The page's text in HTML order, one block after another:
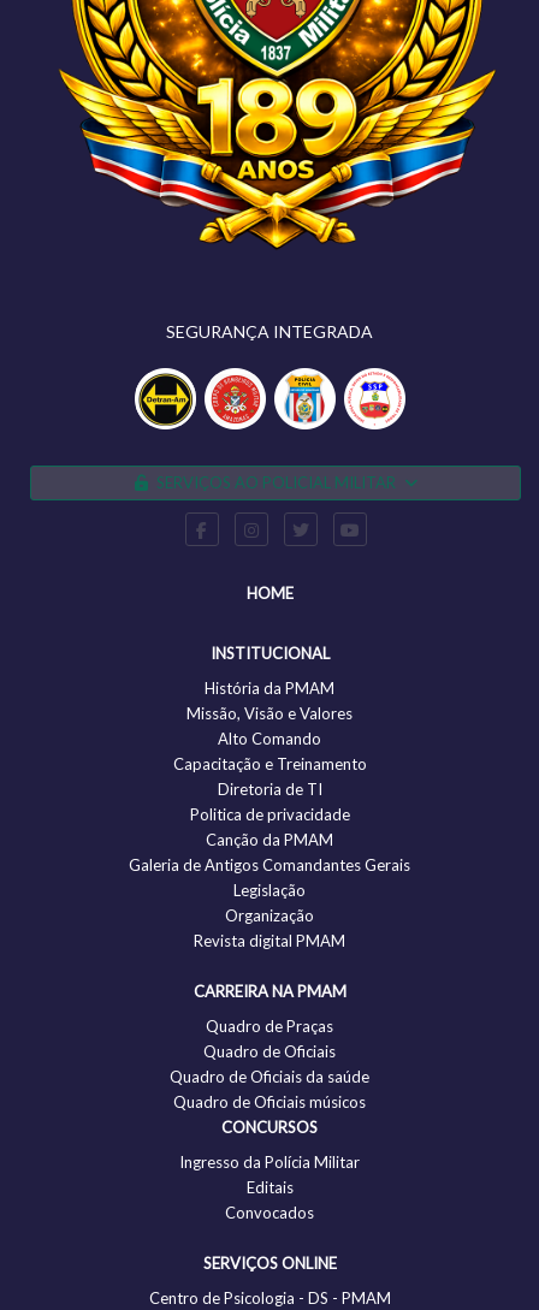
SEGURANÇA INTEGRADA
SERVIÇOS AO POLICIAL MILITAR
HOME
INSTITUCIONAL
História da PMAM
Missão, Visão e Valores
Alto Comando
Capacitação e Treinamento
Diretoria de TI
Politica de privacidade
Canção da PMAM
Galeria de Antigos Comandantes Gerais
Legislação
Organização
Revista digital PMAM
CARREIRA NA PMAM
Quadro de Praças
Quadro de Oficiais
Quadro de Oficiais da saúde
Quadro de Oficiais músicos
CONCURSOS
Ingresso da Polícia Militar
Editais
Convocados
SERVIÇOS ONLINE
Centro de Psicologia - DS - PMAM